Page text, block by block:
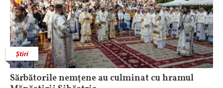
Știri
Sărbătorile nemţene au culminat cu hramul